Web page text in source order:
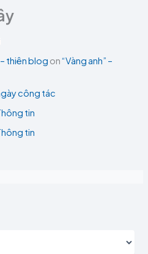
thiên blog on“Vàng anh” –
công tác
tin
tin